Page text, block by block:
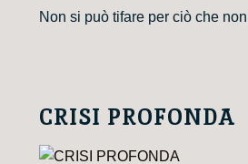
Non si può tifare per ciò che
CRISI PROFONDA